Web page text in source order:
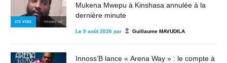
273 VUES © PEOPLE 243
Mukena Mwepu à Kinshasa annulée à la
dernière minute
Le 5 août 2026 par Guillaume MAVUDILA
Innoss’B lance « Arena Way » : le compte à